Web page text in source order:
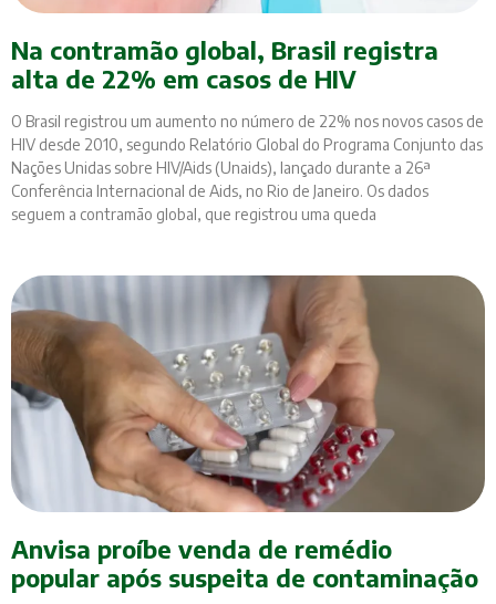
Na contramão global, Brasil registra
alta de 22% em casos de HIV
O Brasil registrou um aumento no número de 22% nos novos casos de
HIV desde 2010, segundo Relatório Global do Programa Conjunto das
Nações Unidas sobre HIV/Aids (Unaids), lançado durante a 26ª
Conferência Internacional de Aids, no Rio de Janeiro. Os dados
seguem a contramão global, que registrou uma queda
Anvisa proíbe venda de remédio
popular após suspeita de contaminação